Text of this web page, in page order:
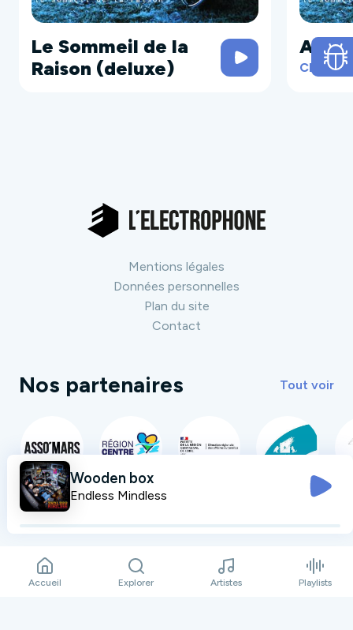
Le Sommeil de la
Raison (deluxe)
CD
Mentions légales
Données personnelles
Plan du site
Contact
Nos partenaires Tout voir
Wooden box
Endless Mindless
Accueil Explorer Artistes Playlists